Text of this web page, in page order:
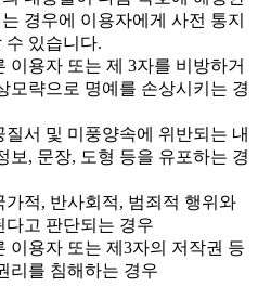
경우에 이용자에게 사전 통지
수 있습니다.
이용자 또는 제 3자를 비방하거
모략으로 명예를 손상시키는 경
질서 및 미풍양속에 위반되는 내
보, 문장, 도형 등을 유포하는 경
가적, 반사회적, 범죄적 행위와
다고 판단되는 경우
이용자 또는 제3자의 저작권 등
리를 침해하는 경우